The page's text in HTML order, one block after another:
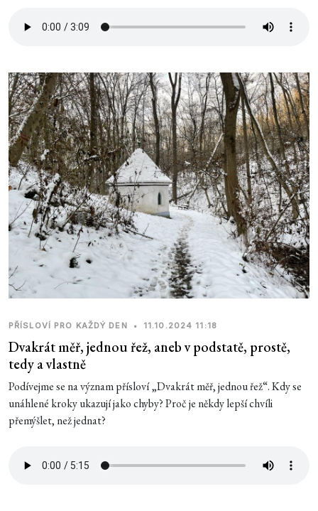
PŘÍSLOVÍ PRO KAŽDÝ DEN • 11.10.2024 11:18
Dvakrát měř, jednou řež, aneb v podstatě, prostě,
tedy a vlastně
Podívejme se na význam přísloví „Dvakrát měř, jednou řež“. Kdy se
unáhlené kroky ukazují jako chyby? Proč je někdy lepší chvíli
přemýšlet, než jednat?